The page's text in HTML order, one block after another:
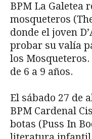
BPM La Galetea
mosqueteros
donde el joven
probar su valía
los Mosqueteros.
de 6 a 9 años.
El sábado 27 de
BPM Cardenal
botas (Puss In